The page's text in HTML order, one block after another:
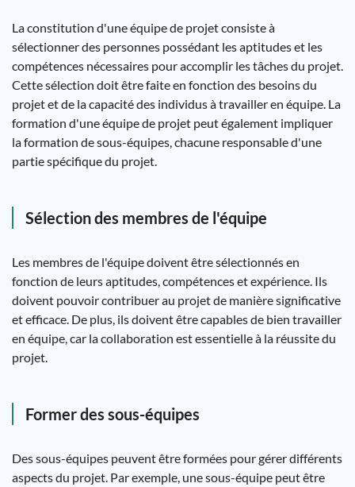
La constitution d'une équipe de projet consiste à
sélectionner des personnes possédant les aptitudes et les
compétences nécessaires pour accomplir les tâches du projet.
Cette sélection doit être faite en fonction des besoins du
projet et de la capacité des individus à travailler en équipe. La
formation d'une équipe de projet peut également impliquer
la formation de sous-équipes, chacune responsable d'une
partie spécifique du projet.
Sélection des membres de l'équipe
Les membres de l'équipe doivent être sélectionnés en
fonction de leurs aptitudes, compétences et expérience. Ils
doivent pouvoir contribuer au projet de manière significative
et efficace. De plus, ils doivent être capables de bien travailler
en équipe, car la collaboration est essentielle à la réussite du
projet.
Former des sous-équipes
Des sous-équipes peuvent être formées pour gérer différents
aspects du projet. Par exemple, une sous-équipe peut être